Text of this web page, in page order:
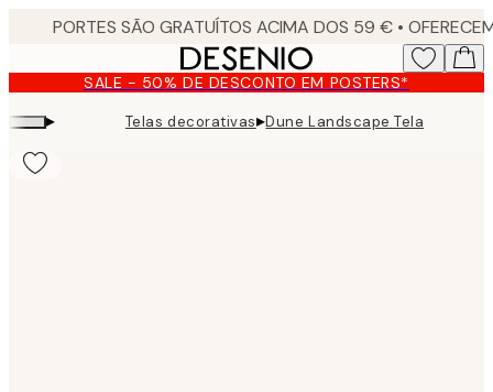
content. SALE - 50% DE DESCONTO EM POSTERS*
▸ Telas decorativas▸Dune Landscape Tela